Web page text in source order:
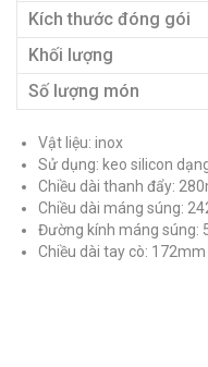
Kích thước đóng gói
Khối lượng
Số lượng món
Vật liệu: inox
Sử dụng: keo silicon
Chiều dài thanh đẩy:
Chiều dài máng súng:
Đường kính máng súng:
Chiều dài tay cò: 172mm